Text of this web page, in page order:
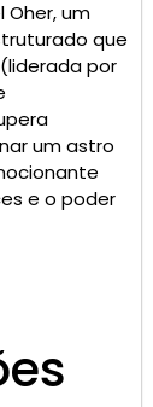
Oher, um
que
por
um astro
e o poder